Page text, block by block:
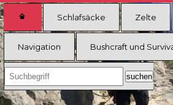
Schlafsäcke Zelte
Navigation Bushcraft und